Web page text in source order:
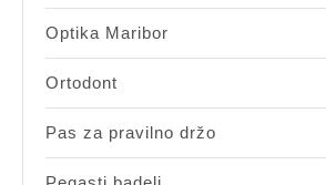
Optika Maribor
Ortodont
Pas za pravilno držo